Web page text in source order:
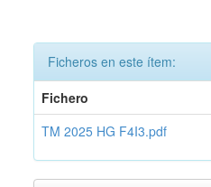
Ficheros en este ítem:
Fichero
TM 2025 HG F4I3.pdf